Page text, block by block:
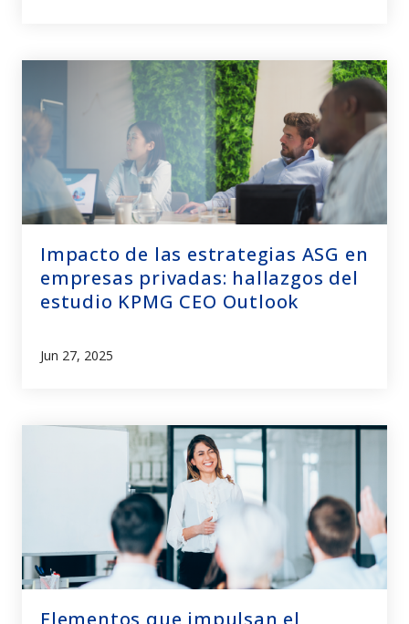
Impacto de las estrategias ASG en
empresas privadas: hallazgos del
estudio KPMG CEO Outlook
Jun 27, 2025
Elementos que impulsan el